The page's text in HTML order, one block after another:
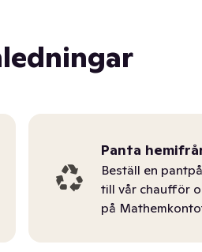
Panta
Beställ en
till vår chaufför
på